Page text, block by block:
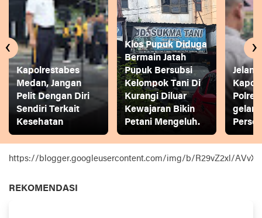
Kapolrestabes
Medan, Jangan
Pelit Dengan Diri
Sendiri Terkait
Kesehatan
Kios Pupuk Diduga
Bermain Jatah
Pupuk Bersubsi
Kelompok Tani Di
Kurangi Diluar
Kewajaran Bikin
Petani Mengeluh.
gelar
‹ ›
https://blogger.googleusercontent.com/img/b/R29vZ2xl/
REKOMENDASI